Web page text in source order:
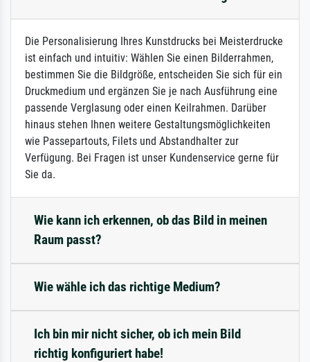
Die Personalisierung Ihres Kunstdrucks bei Meisterdrucke
ist einfach und intuitiv: Wählen Sie einen Bilderrahmen,
bestimmen Sie die Bildgröße, entscheiden Sie sich für ein
Druckmedium und ergänzen Sie je nach Ausführung eine
passende Verglasung oder einen Keilrahmen. Darüber
hinaus stehen Ihnen weitere Gestaltungsmöglichkeiten
wie Passepartouts, Filets und Abstandhalter zur
Verfügung. Bei Fragen ist unser Kundenservice gerne für
Sie da.
Wie kann ich erkennen, ob das Bild in meinen
Raum passt?
Wie wähle ich das richtige Medium?
Ich bin mir nicht sicher, ob ich mein Bild
richtig konfiguriert habe!